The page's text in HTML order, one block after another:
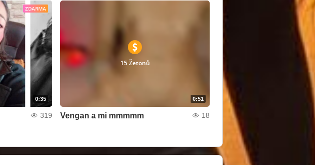
ZDARMA
0:35
319
0:51
15 Žetonů
Vengan a mi mmmmm 18